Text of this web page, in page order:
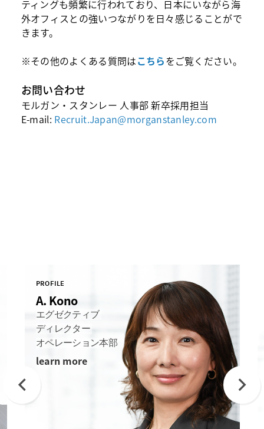
ティングも頻繁に行われており、日本にいながら海
外オフィスとの強いつながりを日々感じることがで
きます。
※その他のよくある質問はこちらをご覧ください。
お問い合わせ
モルガン・スタンレー 人事部 新卒採用担当
E-mail: Recruit.Japan@morganstanley.com
Previous
PROFILE
A. Kono
エグゼクティブ
ディレクター
オペレーション本部
learn more
Next